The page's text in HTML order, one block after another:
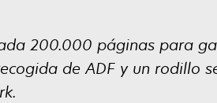
200.000 páginas para
de ADF y un rodillo